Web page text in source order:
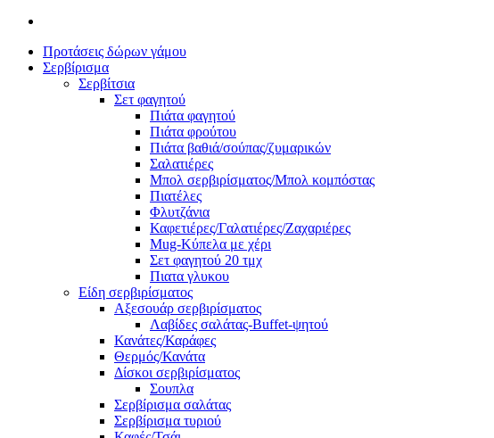
Προτάσεις δώρων γάμου
Σερβίρισμα
Σερβίτσια
Σετ φαγητού
Πιάτα φαγητού
Πιάτα φρούτου
Πιάτα βαθιά/σούπας/ζυμαρικών
Σαλατιέρες
Μπολ σερβιρίσματος/Μπολ κομπόστας
Πιατέλες
Φλυτζάνια
Καφετιέρες/Γαλατιέρες/Ζαχαριέρες
Mug-Κύπελα με χέρι
Σετ φαγητού 20 τμχ
Πιατα γλυκου
Είδη σερβιρίσματος
Αξεσουάρ σερβιρίσματος
Λαβίδες σαλάτας-Buffet-ψητού
Κανάτες/Καράφες
Θερμός/Κανάτα
Δίσκοι σερβιρίσματος
Σουπλα
Σερβίρισμα σαλάτας
Σερβίρισμα τυριού